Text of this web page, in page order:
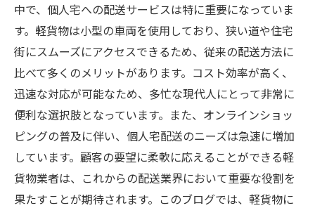
中で、個人宅への配送サービスは特に重要になっていま
す。軽貨物は小型の車両を使用しており、狭い道や住宅
街にスムーズにアクセスできるため、従来の配送方法に
比べて多くのメリットがあります。コスト効率が高く、
迅速な対応が可能なため、多忙な現代人にとって非常に
便利な選択肢となっています。また、オンラインショッ
ピングの普及に伴い、個人宅配送のニーズは急速に増加
しています。顧客の要望に柔軟に応えることができる軽
貨物業者は、これからの配送業界において重要な役割を
果たすことが期待されます。このブログでは、軽貨物に